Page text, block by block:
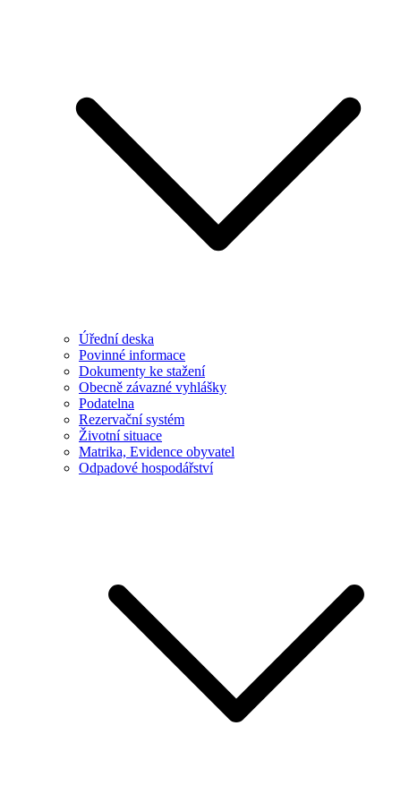
Úřední deska
Povinné informace
Dokumenty ke stažení
Obecně závazné vyhlášky
Podatelna
Rezervační systém
Životní situace
Matrika, Evidence obyvatel
Odpadové hospodářství